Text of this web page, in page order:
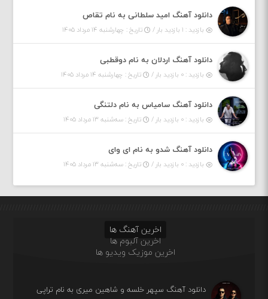
دانلود آهنگ امید سلطانی به نام تقاص
بازدید : ۱ بازدید بار / تاریخ : چهارشنبه ۱۴ مرداد ۱۴۰۵
دانلود آهنگ اردلان به نام دوقطبی
بازدید : ۰ بازدید بار / تاریخ : چهارشنبه ۱۴ مرداد ۱۴۰۵
دانلود آهنگ سامیاس به نام دلتنگی
بازدید : ۰ بازدید بار / تاریخ : سه‌شنبه ۱۳ مرداد ۱۴۰۵
دانلود آهنگ شدو به نام ای وای
بازدید : ۰ بازدید بار / تاریخ : سه‌شنبه ۱۳ مرداد ۱۴۰۵
اخرین آهنگ ها
اخرین آلبوم ها
اخرین موزیک ویدیو ها
دانلود آهنگ سپهر خلسه و شاهین میری به نام تراپی